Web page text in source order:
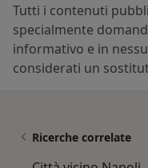
Tutti i contenuti
specialmente
informativo e in
considerati un
Ricerche correlate